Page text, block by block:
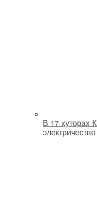
В 17 хуторах
электричество